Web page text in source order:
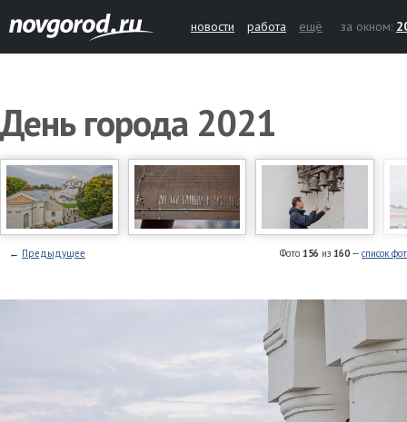
новости работа ещё за окном:
День города 2021
Фото 156 из 160— список
← Предыдущее